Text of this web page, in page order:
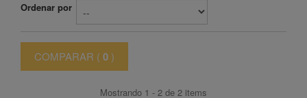
Ordenar por
COMPARAR ( 0 )
Mostrando 1 - 2 de 2 items